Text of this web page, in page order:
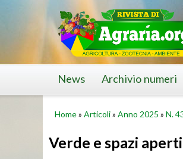
News Archivio numeri
Home» Articoli» Anno 2025 » N.
Verde e spazi